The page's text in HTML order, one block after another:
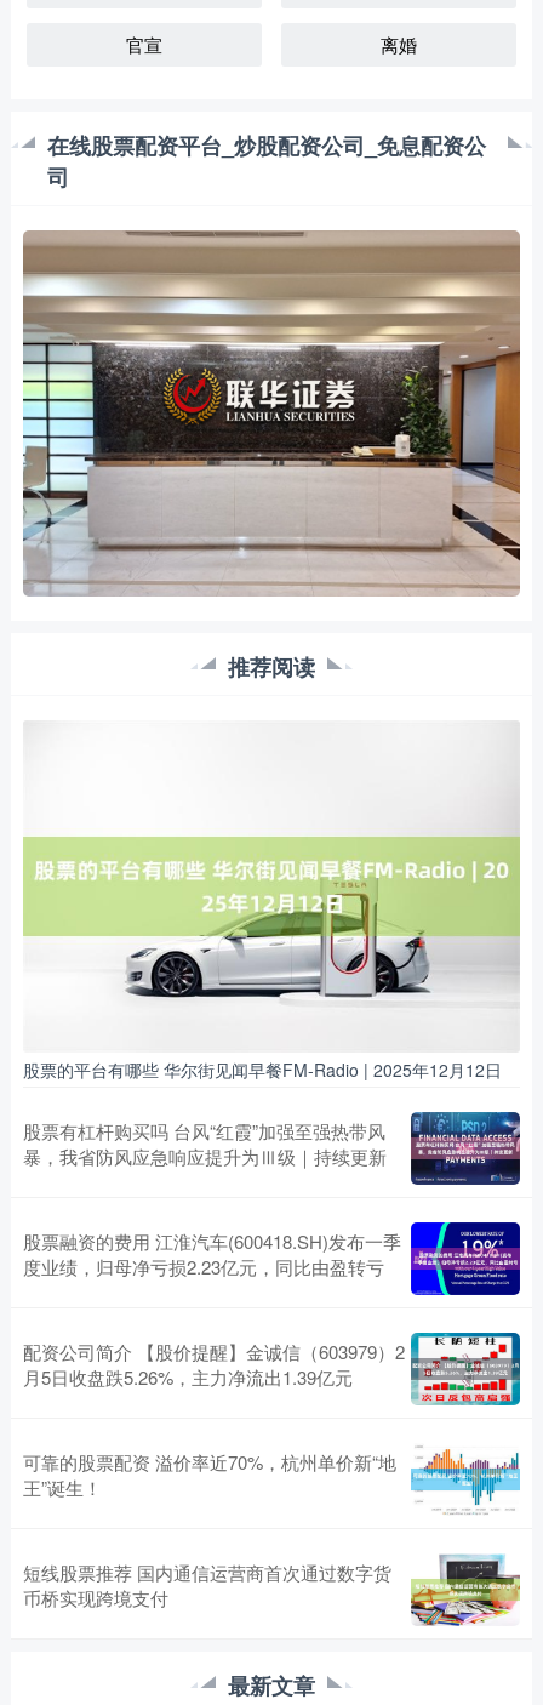
官宣 离婚
在线股票配资平台_炒股配资公司_免息配资公
司
推荐阅读
股票的平台有哪些 华尔街见闻早餐FM-Radio | 2025年12月12日
股票有杠杆购买吗 台风“红霞”加强至强热带风
暴，我省防风应急响应提升为Ⅲ级｜持续更新
股票融资的费用 江淮汽车(600418.SH)发布一季
度业绩，归母净亏损2.23亿元，同比由盈转亏
配资公司简介 【股价提醒】金诚信（603979）2
月5日收盘跌5.26%，主力净流出1.39亿元
可靠的股票配资 溢价率近70%，杭州单价新“地
王”诞生！
短线股票推荐 国内通信运营商首次通过数字货
币桥实现跨境支付
最新文章